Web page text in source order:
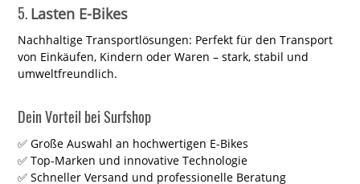
5. Lasten E-Bikes
Nachhaltige Transportlösungen: Perfekt für den Transport
von Einkäufen, Kindern oder Waren – stark, stabil und
umweltfreundlich.
Dein Vorteil bei Surfshop
✅ Große Auswahl an hochwertigen E-Bikes
✅ Top-Marken und innovative Technologie
✅ Schneller Versand und professionelle Beratung